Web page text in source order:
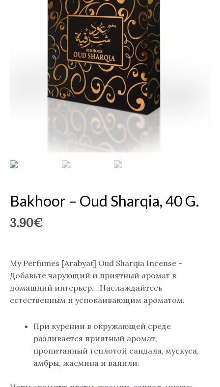
Bakhoor – Oud Sharqia, 40 G.
3.90€
My Perfumes [Arabyat] Oud Sharqia Incense –
Добавьте чарующий и приятный аромат в
домашний интерьер… Наслаждайтесь
естественным и успокаивающим ароматом.
При курении в окружающей среде
разливается приятный аромат,
пропитанный теплотой сандала, мускуса,
амбры, жасмина и ванили.